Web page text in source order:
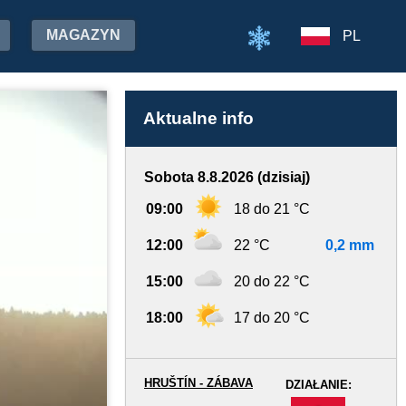
MAGAZYN PL
Aktualne info
Sobota 8.8.2026 (dzisiaj)
09:00 18 do 21 °C
12:00 22 °C 0,2 mm
15:00 20 do 22 °C
18:00 17 do 20 °C
DZIAŁANIE:
HRUŠTÍN - ZÁBAVA